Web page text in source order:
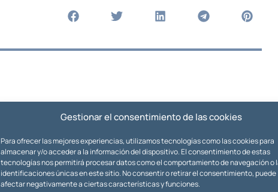
Gestionar el consentimiento de las cookies
Para ofrecer las mejores experiencias, utilizamos tecnologías como las cookies para
almacenar y/o acceder a la información del dispositivo. El consentimiento de estas
tecnologías nos permitirá procesar datos como el comportamiento de navegación o
identificaciones únicas en este sitio. No consentir o retirar el consentimiento, puede
afectar negativamente a ciertas características y funciones.